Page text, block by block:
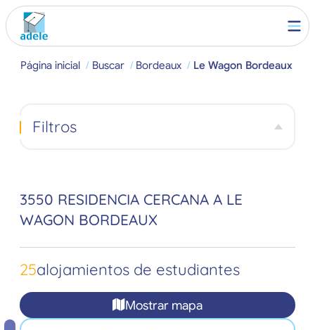
Página inicial Buscar Bordeaux Le Wagon Bordeaux
3550 RESIDENCIA CERCANA A LE
WAGON BORDEAUX
25alojamientos de estudiantes
Mostrar mapa
Filtros